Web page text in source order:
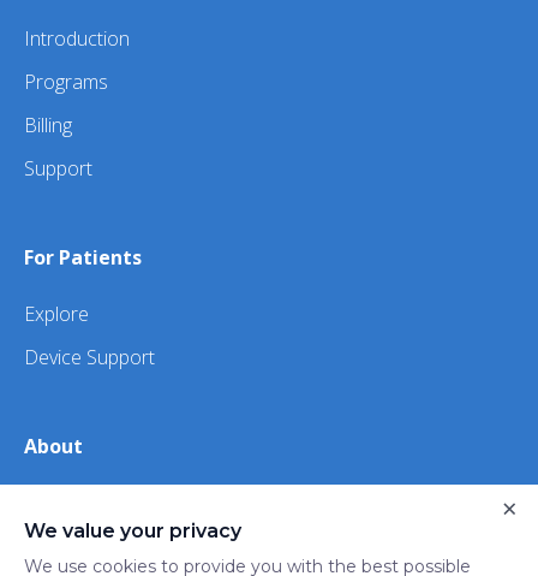
Introduction
Programs
Billing
Support
For Patients
Explore
Device Support
About
iHealth
We value your privacy
We use cookies to provide you with the best possible
×